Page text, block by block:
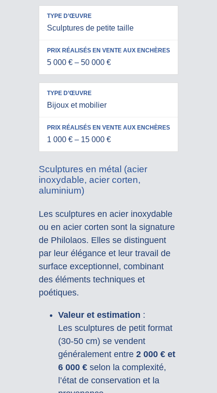
Sculptures de petite taille
5 000 € – 50 000 €
Bijoux et mobilier
1 000 € – 15 000 €
Sculptures en métal (acier
inoxydable, acier corten,
aluminium)
Les sculptures en acier inoxydable
ou en acier corten sont la signature
de Philolaos. Elles se distinguent
par leur élégance et leur travail de
surface exceptionnel, combinant
des éléments techniques et
poétiques.
Valeur et estimation :
Les sculptures de petit format
(30-50 cm) se vendent
généralement entre 2 000 € et
6 000 €selon la complexité,
l’état de conservation et la